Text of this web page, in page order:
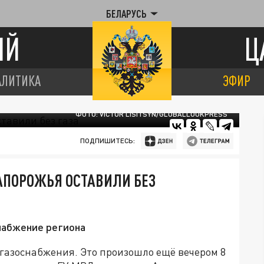
БЕЛАРУСЬ
ЭФИР
ФОТО: VICTOR LISITSYN/GLOBALLOOKPRESS
ПОДПИШИТЕСЬ:
ОСТАВИЛИ БЕЗ
региона
Это произошло ещё вечером 8